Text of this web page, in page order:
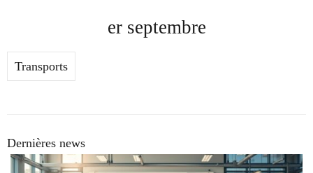
er septembre
Transports
Dernières news